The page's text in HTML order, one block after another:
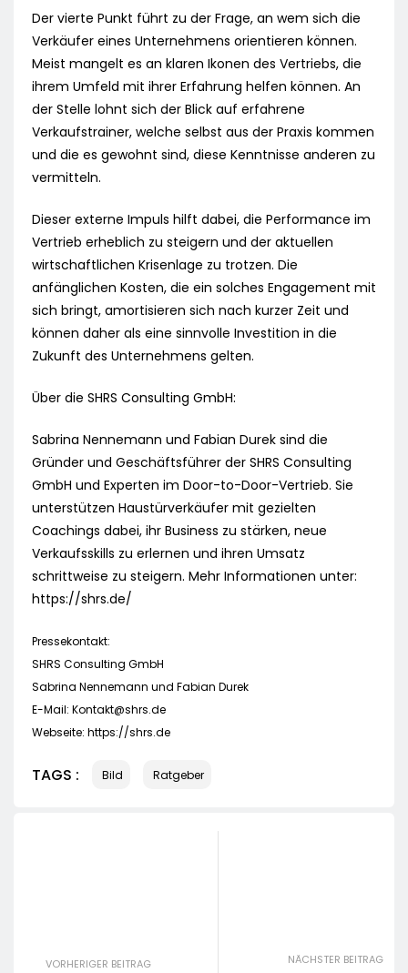
Der vierte Punkt führt zu der Frage, an wem sich die
Verkäufer eines Unternehmens orientieren können.
Meist mangelt es an klaren Ikonen des Vertriebs, die
ihrem Umfeld mit ihrer Erfahrung helfen können. An
der Stelle lohnt sich der Blick auf erfahrene
Verkaufstrainer, welche selbst aus der Praxis kommen
und die es gewohnt sind, diese Kenntnisse anderen zu
vermitteln.
Dieser externe Impuls hilft dabei, die Performance im
Vertrieb erheblich zu steigern und der aktuellen
wirtschaftlichen Krisenlage zu trotzen. Die
anfänglichen Kosten, die ein solches Engagement mit
sich bringt, amortisieren sich nach kurzer Zeit und
können daher als eine sinnvolle Investition in die
Zukunft des Unternehmens gelten.
Über die SHRS Consulting GmbH:
Sabrina Nennemann und Fabian Durek sind die
Gründer und Geschäftsführer der SHRS Consulting
GmbH und Experten im Door-to-Door-Vertrieb. Sie
unterstützen Haustürverkäufer mit gezielten
Coachings dabei, ihr Business zu stärken, neue
Verkaufsskills zu erlernen und ihren Umsatz
schrittweise zu steigern. Mehr Informationen unter:
https://shrs.de/
Pressekontakt:
SHRS Consulting GmbH
Sabrina Nennemann und Fabian Durek
E-Mail: Kontakt@shrs.de
Webseite: https://shrs.de
TAGS : Bild Ratgeber
VORHERIGER BEITRAG NÄCHSTER BEITRAG